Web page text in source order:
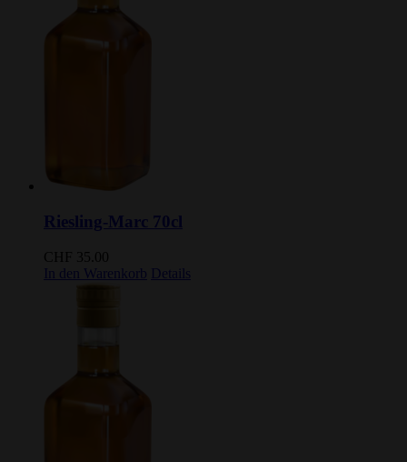
Riesling-Marc 70cl
CHF
35.00
In den Warenkorb Details